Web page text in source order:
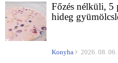
Főzés nélküli, 5
hideg
Konyha 2026. 08. 06.